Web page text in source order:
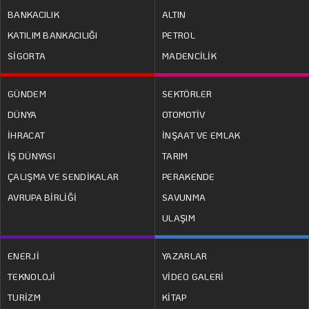
BANKACILIK
KATILIM BANKACILIĞI
SİGORTA
ALTIN
PETROL
MADENCİLİK
GÜNDEM
DÜNYA
İHRACAT
İŞ DÜNYASI
ÇALIŞMA VE SENDİKALAR
AVRUPA BİRLİĞİ
SEKTÖRLER
OTOMOTİV
İNŞAAT VE EMLAK
TARIM
PERAKENDE
SAVUNMA
ULAŞIM
ENERJİ
TEKNOLOJİ
TURİZM
YAZARLAR
VİDEO GALERİ
KİTAP